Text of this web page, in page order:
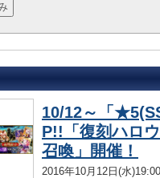
10/12～「
P!!「復刻ハロ
召喚」開催！
2016年10月12日(水